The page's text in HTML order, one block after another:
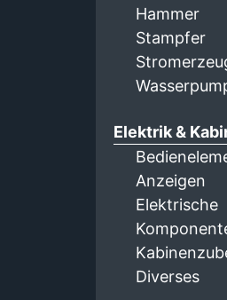
Hammer
Stampfer
Elektrik &
Anzeigen
Elektrische
Diverses